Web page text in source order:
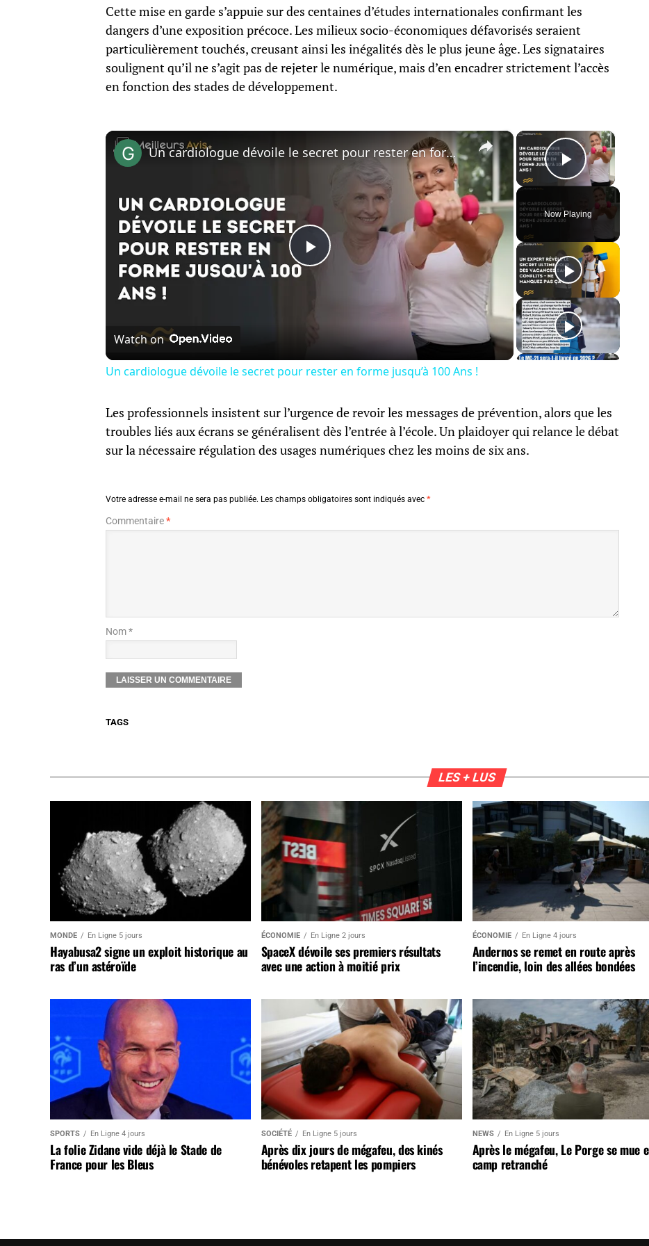
Cette mise en garde s’appuie sur des centaines d’études internationales confirmant les
dangers d’une exposition précoce. Les milieux socio-économiques défavorisés seraient
particulièrement touchés, creusant ainsi les inégalités dès le plus jeune âge. Les signataires
soulignent qu’il ne s’agit pas de rejeter le numérique, mais d’en encadrer strictement l’accès
en fonction des stades de développement.
×
Play
Now Playing
×
Play
Un cardiologue dévoile le secret pour rester en forme jusqu’à 100 Ans !
Watch on
Un cardiologue dévoile le secret pour rester en forme jusqu’à 100 Ans !
Les professionnels insistent sur l’urgence de revoir les messages de prévention, alors que les
troubles liés aux écrans se généralisent dès l’entrée à l’école. Un plaidoyer qui relance le débat
sur la nécessaire régulation des usages numériques chez les moins de six ans.
Votre adresse e-mail ne sera pas publiée. Les champs obligatoires sont indiqués avec *
Commentaire*
Nom *
TAGS
LES + LUS
MONDE En Ligne 5 jours
Hayabusa2 signe un exploit historique au
ras d’un astéroïde
ÉCONOMIE En Ligne 2 jours
SpaceX dévoile ses premiers résultats
avec une action à moitié prix
ÉCONOMIE En Ligne 4 jours
Andernos se remet en route après
l’incendie, loin des allées bondées
SPORTS En Ligne 4 jours
La folie Zidane vide déjà le Stade de
France pour les Bleus
SOCIÉTÉ En Ligne 5 jours
Après dix jours de mégafeu, des kinés
bénévoles retapent les pompiers
NEWS En Ligne 5 jours
Après le mégafeu, Le Porge se mue
camp retranché